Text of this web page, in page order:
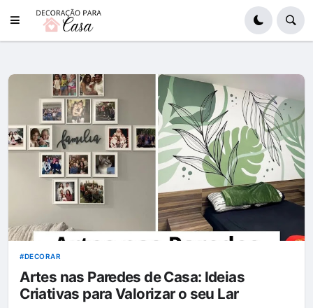
DECORAR
Artes nas Paredes de Casa: Ideias
Criativas para Valorizar o seu Lar